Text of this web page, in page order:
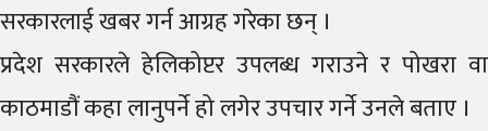
सरकारलाई खबर गर्न आग्रह गरेका छन् ।
प्रदेश सरकारले हेलिकोप्टर उपलब्ध गराउने र पोखरा वा
काठमाडौं कहा लानुपर्ने हो लगेर उपचार गर्ने उनले बताए ।